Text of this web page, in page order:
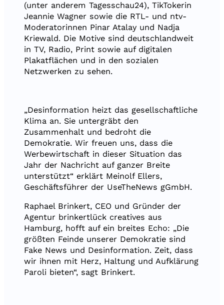
(unter anderem Tagesschau24), TikTokerin
Jeannie Wagner sowie die RTL- und ntv-
Moderatorinnen Pinar Atalay und Nadja
Kriewald. Die Motive sind deutschlandweit
in TV, Radio, Print sowie auf digitalen
Plakatflächen und in den sozialen
Netzwerken zu sehen.
„Desinformation heizt das gesellschaftliche
Klima an. Sie untergräbt den
Zusammenhalt und bedroht die
Demokratie. Wir freuen uns, dass die
Werbewirtschaft in dieser Situation das
Jahr der Nachricht auf ganzer Breite
unterstützt“ erklärt Meinolf Ellers,
Geschäftsführer der UseTheNews gGmbH.
Raphael Brinkert, CEO und Gründer der
Agentur brinkertlück creatives aus
Hamburg, hofft auf ein breites Echo: „Die
größten Feinde unserer Demokratie sind
Fake News und Desinformation. Zeit, dass
wir ihnen mit Herz, Haltung und Aufklärung
Paroli bieten“, sagt Brinkert.